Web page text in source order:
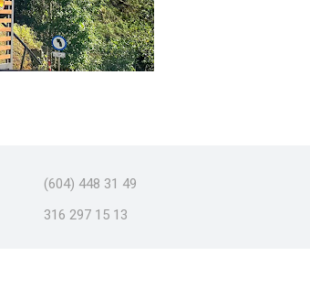
(604) 448 31 49
316 297 15 13